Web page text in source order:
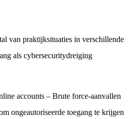
van praktijksituaties in verschillende
als cybersecuritydreiging
accounts – Brute force-aanvallen
ongeautoriseerde toegang te krijgen